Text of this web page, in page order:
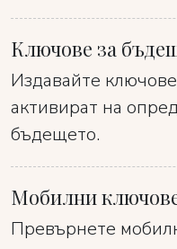
Ключове за
Издавайте
активират на
бъдещето.
Мобилни
Превърнете